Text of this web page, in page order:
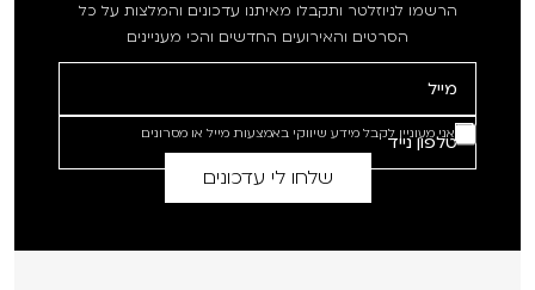
הרשמו לניוזלטר ותקבלו מאיתנו עדכונים והמלצות על כל
הסרטים והאירועים החדשים והכי מעניינים
אני מעוניין לקבל מידע שיווקי באמצעות מייל או מסרונים